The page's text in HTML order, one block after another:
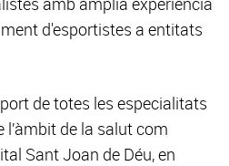
d'esportistes a entitats
de totes les especialitats
l’àmbit de la salut com
Sant Joan de Déu, en